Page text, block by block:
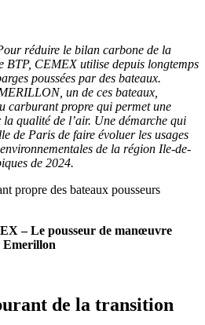
réduire le bilan carbone de la
BTP, CEMEX utilise depuis longtemps
poussées par des bateaux.
un de ces bateaux,
carburant propre qui permet une
qualité de l’air. Une démarche qui
de Paris de faire évoluer les usages
de la région Ile-de-
de 2024.
– Le pousseur de manœuvre
Emerillon
de la transition